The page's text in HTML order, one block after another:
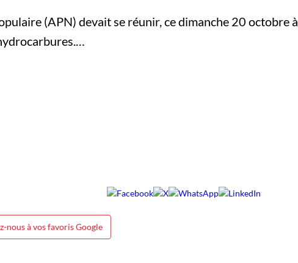
(APN) devait se réunir, ce dimanche 20 octobre
nous à vos favoris Google